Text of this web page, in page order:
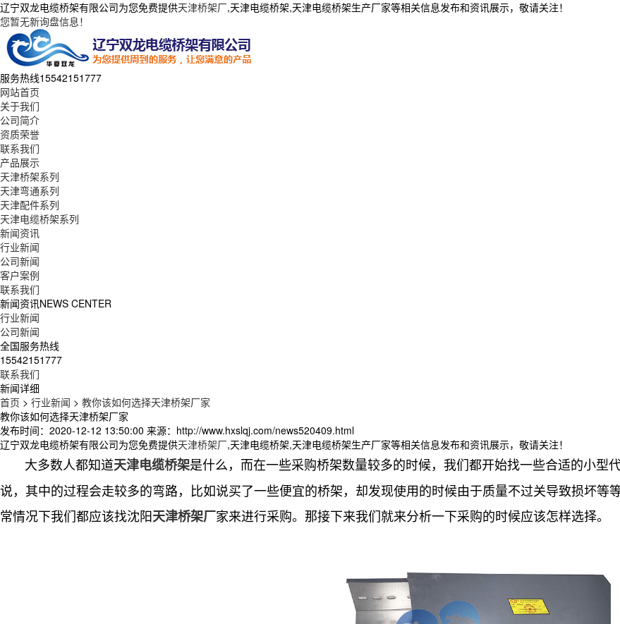
辽宁双龙电缆桥架有限公司为您免费提供天津桥架厂,天津电缆桥架,天津电缆桥架生产厂家等相关信息发布和资讯展示，敬请关注！
您暂无新询盘信息！
服务热线15542151777
网站首页
关于我们
公司简介
资质荣誉
联系我们
产品展示
天津桥架系列
天津弯通系列
天津配件系列
天津电缆桥架系列
新闻资讯
行业新闻
公司新闻
客户案例
联系我们
新闻资讯NEWS CENTER
行业新闻
公司新闻
全国服务热线
15542151777
联系我们
新闻详细
首页 > 行业新闻 > 教你该如何选择天津桥架厂家
教你该如何选择天津桥架厂家
发布时间：2020-12-12 13:50:00 来源：http://www.hxslqj.com/news520409.html
辽宁双龙电缆桥架有限公司为您免费提供天津桥架厂,天津电缆桥架,天津电缆桥架生产厂家等相关信息发布和资讯展示，敬请关注！
大多数人都知道天津电缆桥架是什么，而在一些采购桥架数量较多的时候，我们都开始找一些合适的小型
说，其中的过程会走较多的弯路，比如说买了一些便宜的桥架，却发现使用的时候由于质量不过关导致损坏
常情况下我们都应该找沈阳天津桥架厂家来进行采购。那接下来我们就来分析一下采购的时候应该怎样选择。